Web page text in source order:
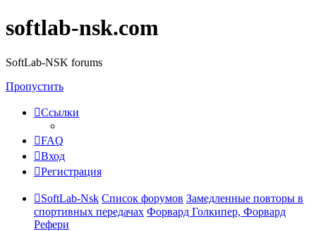
softlab-nsk.com
SoftLab-NSK forums
Пропустить
Ссылки
FAQ
Вход
Регистрация
SoftLab-Nsk Список форумов Замедленные повторы в
спортивных передачах Форвард Голкипер, Форвард
Рефери